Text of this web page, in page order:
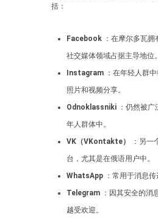
括：
Facebook ：在摩尔多瓦
社交媒体领域占据主导地位。
Instagram ：在年轻人群
照片和视频分享。
Odnoklassniki ：仍然被
年人群体中。
VK（VKontakte）
：另一
台，尤其是在俄语用户中。
WhatsApp ：常用于消息传
Telegram ：因其安全的消
越受欢迎。